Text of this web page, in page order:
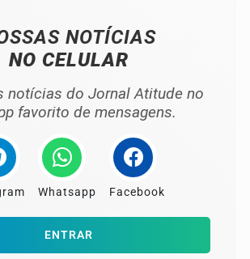
NOTÍCIAS
NO CELULAR
notícias do Jornal Atitude no
favorito de mensagens.
Whatsapp Facebook
ENTRAR